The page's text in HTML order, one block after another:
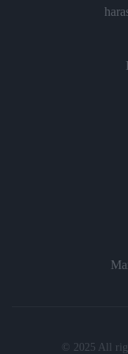
© 2025 All